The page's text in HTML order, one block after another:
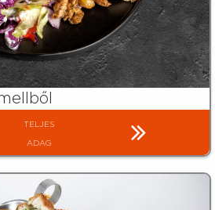
TELJES
ADAG